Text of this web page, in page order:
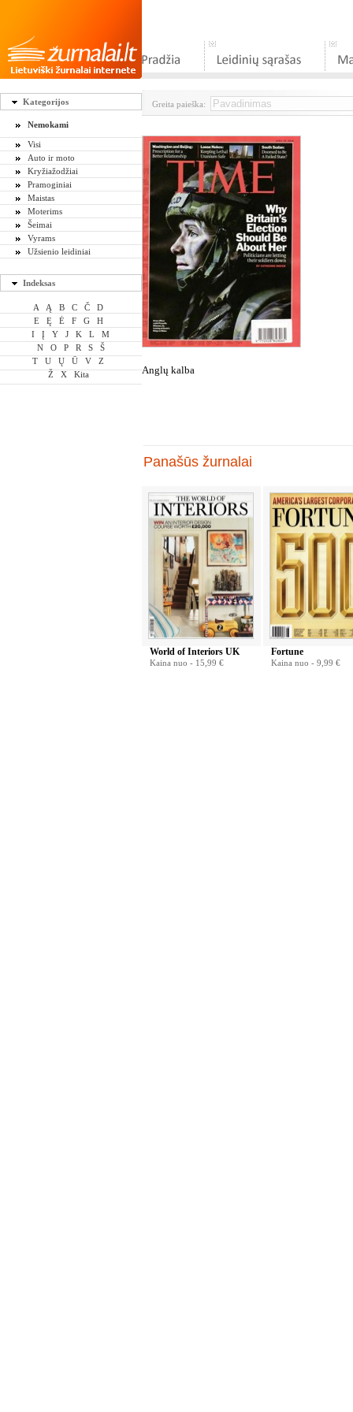
Kategorijos
Nemokami
Visi
Auto ir moto
Kryžiažodžiai
Pramoginiai
Maistas
Moterims
Šeimai
Vyrams
Užsienio leidiniai
Indeksas
A Ą B C Č
D
E
Ę Ė F G
H
I
Į Y J K L
M
N
O P R S
Š
T
U Ų Ū V
Z
Ž
X Kita
Greita paieška:
Anglų kalba
Panašūs žurnalai
World of Interiors UK
Kaina nuo - 15,99 €
Fortune
Kaina nuo - 9,99 €